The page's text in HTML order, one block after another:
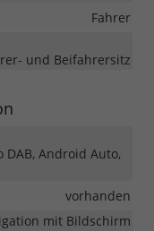
Fahrer
und Beifahrersitz
DAB, Android Auto,
vorhanden
mit Bildschirm